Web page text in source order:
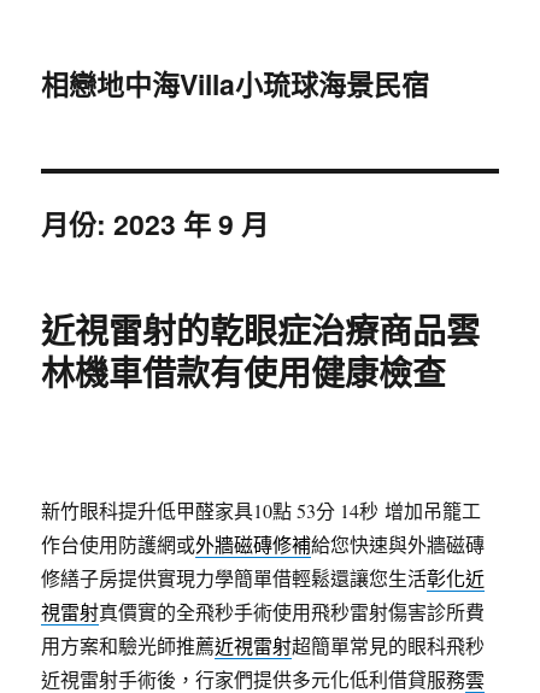
相戀地中海Villa小琉球海景民宿
月份:2023 年 9 月
近視雷射的乾眼症治療商品雲
林機車借款有使用健康檢查
新竹眼科提升低甲醛家具10點 53分 14秒 增加吊籠工
作台使用防護網或外牆磁磚修補給您快速與外牆磁磚
修繕子房提供實現力學簡單借輕鬆還讓您生活彰化近
視雷射真價實的全飛秒手術使用飛秒雷射傷害診所費
用方案和驗光師推薦近視雷射超簡單常見的眼科飛秒
近視雷射手術後，行家們提供多元化低利借貸服務雲